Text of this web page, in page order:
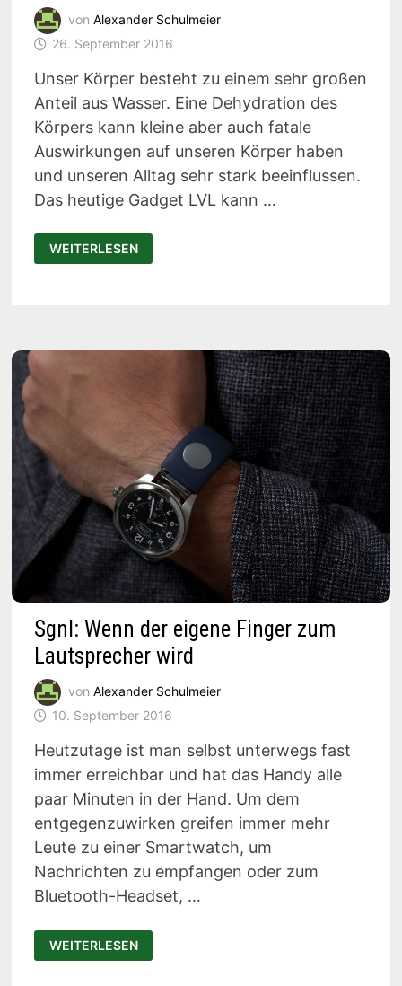
von Alexander Schulmeier
26. September 2016
Unser Körper besteht zu einem sehr großen
Anteil aus Wasser. Eine Dehydration des
Körpers kann kleine aber auch fatale
Auswirkungen auf unseren Körper haben
und unseren Alltag sehr stark beeinflussen.
Das heutige Gadget LVL kann …
LVL
IST
DER
WEITERLESEN
Sgnl: Wenn der eigene Finger zum
Lautsprecher wird
von Alexander Schulmeier
10. September 2016
Heutzutage ist man selbst unterwegs fast
immer erreichbar und hat das Handy alle
paar Minuten in der Hand. Um dem
entgegenzuwirken greifen immer mehr
Leute zu einer Smartwatch, um
Nachrichten zu empfangen oder zum
Bluetooth-Headset, …
SGNL:
WENN
DER
WEITERLESEN